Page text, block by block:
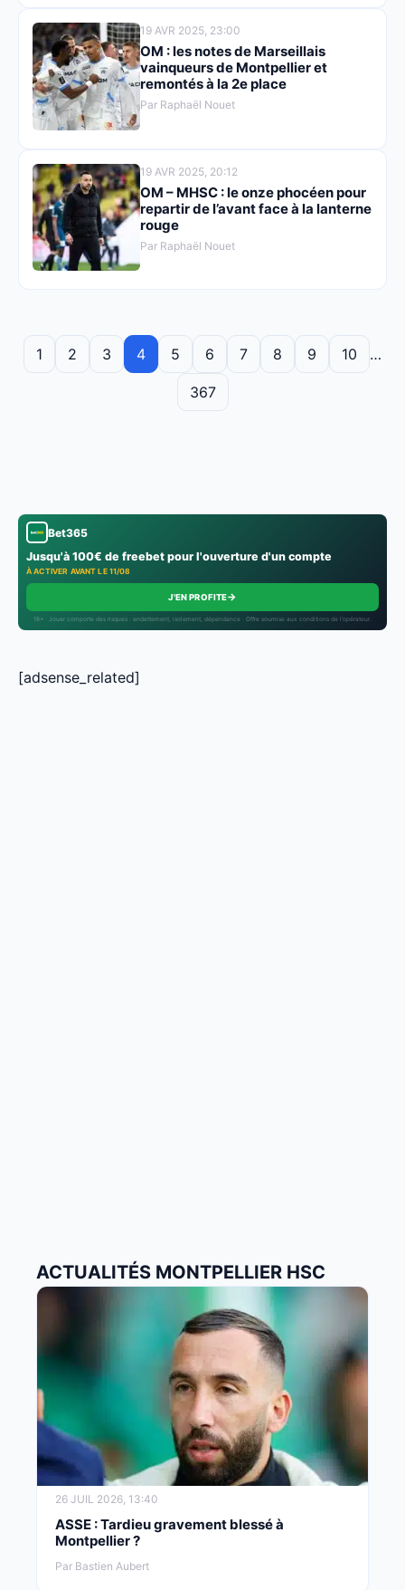
19 AVR 2025, 23:00
OM : les notes de Marseillais
vainqueurs de Montpellier et
remontés à la 2e place
Par Raphaël Nouet
19 AVR 2025, 20:12
OM – MHSC : le onze phocéen pour
repartir de l’avant face à la lanterne
rouge
Par Raphaël Nouet
1 2 3 4 5 6 7 8 9 10 …
367
Bet365
Jusqu'à 100€ de freebet pour l'ouverture d'un compte
À ACTIVER AVANT LE 11/08
J'EN PROFITE→
18+ · Jouer comporte des risques : endettement, isolement, dépendance · Offre soumise aux conditions de l’opérateur.
[adsense_related]
ACTUALITÉS MONTPELLIER HSC
26 JUIL 2026, 13:40
ASSE : Tardieu gravement blessé à
Montpellier ?
Par Bastien Aubert